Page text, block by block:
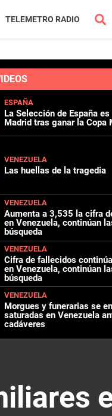
TELEMETRO RADIO
ESPAÑA
La Selección de España
Madrid tras ganar la Copa
VENEZUELA
Las huellas de la tragedia
VENEZUELA
Aumenta a 3,535 la cifra
en Venezuela, continúan
búsqueda
VENEZUELA
Cifra de fallecidos
en Venezuela, continúan
búsqueda
VENEZUELA
Morgues y funerarias se
saturadas en Venezuela
cadáveres